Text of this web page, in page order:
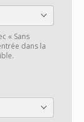
« Sans
dans la